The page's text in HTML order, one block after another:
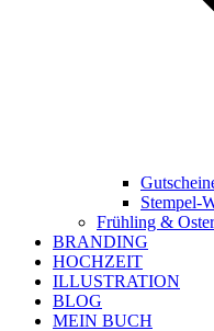
Stempel-
Frühling &
BRANDING
HOCHZEIT
ILLUSTRATION
BLOG
MEIN BUCH